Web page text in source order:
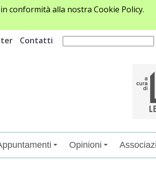
conformità alla nostra Cookie Policy.
Contatti
Opinioni